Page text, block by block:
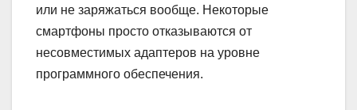
или не заряжаться вообще. Некоторые
смартфоны просто отказываются от
несовместимых адаптеров на уровне
программного обеспечения.